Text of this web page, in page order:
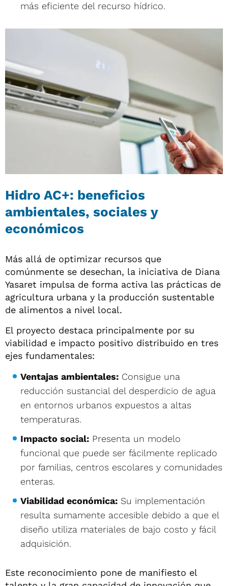
más eficiente del recurso hídrico.
Hidro AC+: beneficios
ambientales, sociales y
económicos
Más allá de optimizar recursos que
comúnmente se desechan, la iniciativa de Diana
Yasaret impulsa de forma activa las prácticas de
agricultura urbana y la producción sustentable
de alimentos a nivel local.
El proyecto destaca principalmente por su
viabilidad e impacto positivo distribuido en tres
ejes fundamentales:
Ventajas ambientales: Consigue una
reducción sustancial del desperdicio de agua
en entornos urbanos expuestos a altas
temperaturas.
Impacto social: Presenta un modelo
funcional que puede ser fácilmente replicado
por familias, centros escolares y comunidades
enteras.
Viabilidad económica: Su implementación
resulta sumamente accesible debido a que el
diseño utiliza materiales de bajo costo y fácil
adquisición.
Este reconocimiento pone de manifiesto el